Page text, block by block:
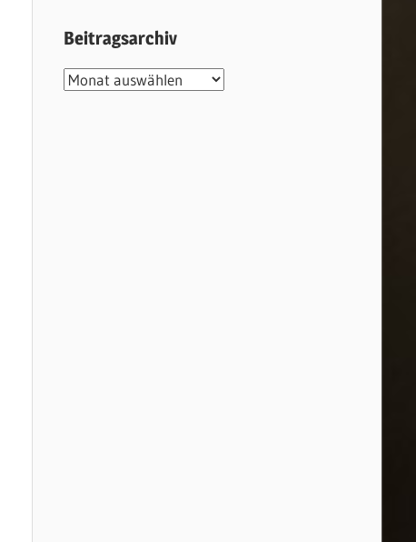
Beitragsarchiv
Beitragsarchiv